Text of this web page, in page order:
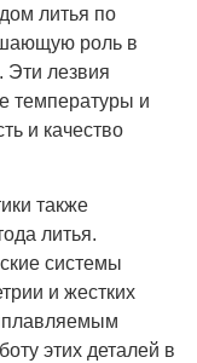
литья по
роль в
Эти лезвия
температуры и
и качество
также
литья.
системы
и жестких
этих деталей в